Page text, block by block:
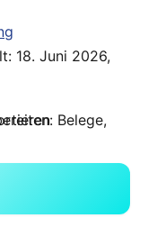
18. Juni 2026,